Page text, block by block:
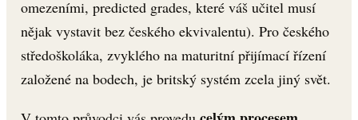
omezeními, predicted grades, které váš učitel musí
nějak vystavit bez českého ekvivalentu). Pro českého
středoškoláka, zvyklého na maturitní přijímací řízení
založené na bodech, je britský systém zcela jiný svět.